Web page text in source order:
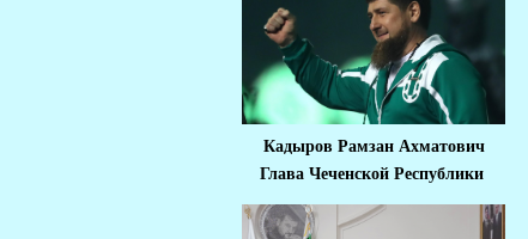
Кадыров Рамзан Ахматович
Глава Чеченской Республики